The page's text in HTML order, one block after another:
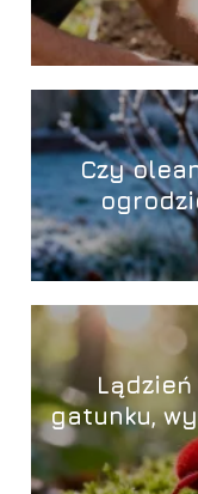
Czy
gatunku,